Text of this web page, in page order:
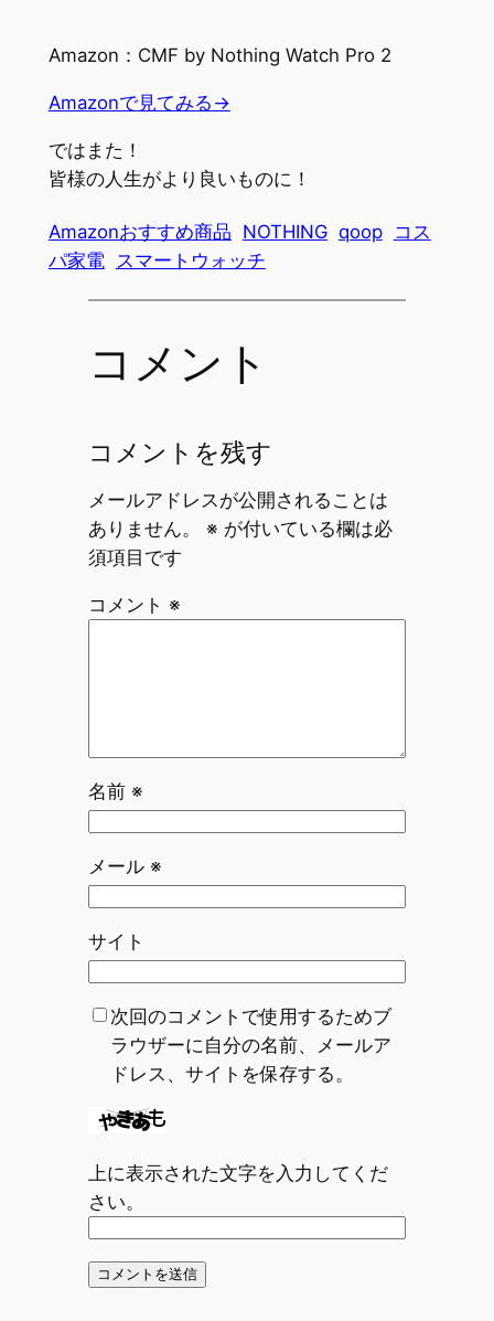
Amazon：CMF by Nothing Watch Pro 2
Amazonで見てみる→
ではまた！
皆様の人生がより良いものに！
Amazonおすすめ商品 NOTHING qoop
コス
パ家電 スマートウォッチ
コメント
コメントを残す
メールアドレスが公開されることは
ありません。
※ が付いている欄は必
須項目です
コメント ※
名前 ※
メール ※
サイト
次回のコメントで使用するためブ
ラウザーに自分の名前、メールア
ドレス、サイトを保存する。
上に表示された文字を入力してくだ
さい。